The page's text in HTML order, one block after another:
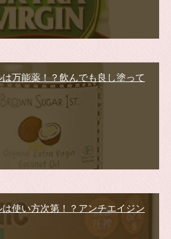
万能薬！？飲んでも良し塗って
使い方次第！？アンチエイジン